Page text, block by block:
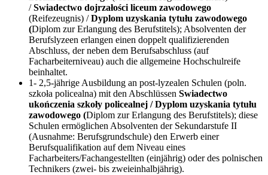
/Swiadectwo dojrzałości liceum zawodowego
(Reifezeugnis) /Dyplom uzyskania tytułu zawodowego
(Diplom zur Erlangung des Berufstitels); Absolventen der
Berufslyzeen erlangen einen doppelt qualifizierenden
Abschluss, der neben dem Berufsabschluss (auf
Facharbeiterniveau) auch die allgemeine Hochschulreife
beinhaltet.
1- 2,5-jährige Ausbildung an post-lyzealen Schulen (poln.
szkoła policealna) mit den Abschlüssen Swiadectwo
ukończenia szkoły policealnej / Dyplom uzyskania tytułu
zawodowego (Diplom zur Erlangung des Berufstitels); diese
Schulen ermöglichen Absolventen der Sekundarstufe II
(Ausnahme: Berufsgrundschule) den Erwerb einer
Berufsqualifikation auf dem Niveau eines
Facharbeiters/Fachangestellten (einjährig) oder des polnischen
Technikers (zwei- bis zweieinhalbjährig).